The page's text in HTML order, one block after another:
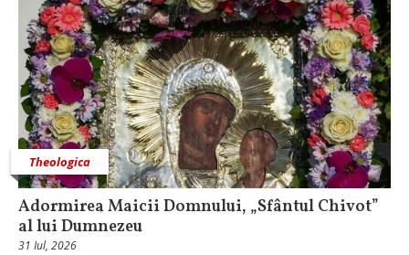
Theologica
Adormirea Maicii Domnului, „Sfântul Chivot”
al lui Dumnezeu
31 Iul, 2026